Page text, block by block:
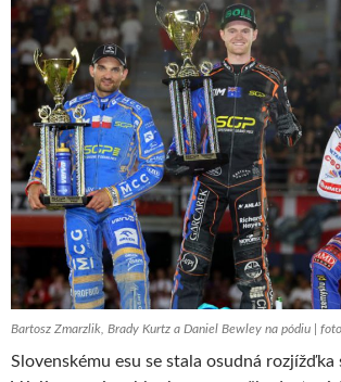
Bartosz Zmarzlik, Brady Kurtz a Daniel Bewley na pódiu |
Slovenskému esu se stala osudná rozjížďka